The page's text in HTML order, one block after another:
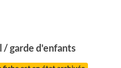
garde d'enfants